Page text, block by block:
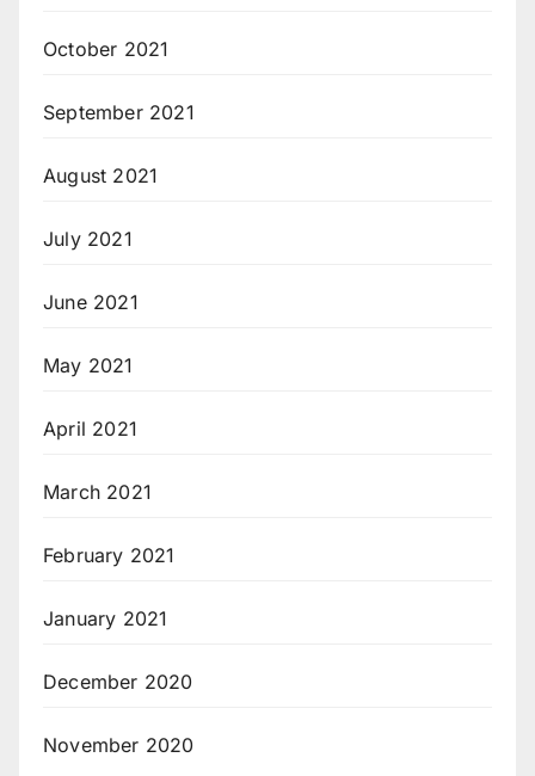
October 2021
September 2021
August 2021
July 2021
June 2021
May 2021
April 2021
March 2021
February 2021
January 2021
December 2020
November 2020